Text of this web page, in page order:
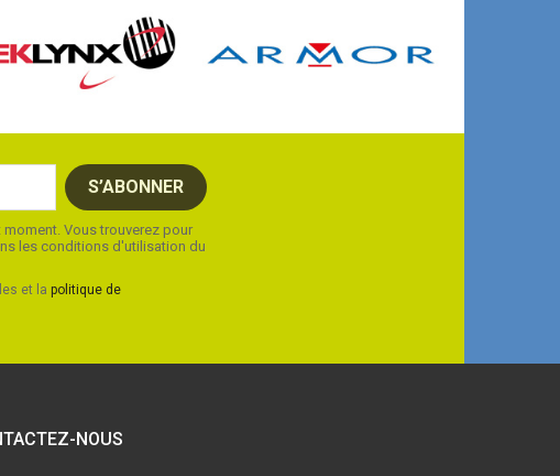
Vous trouverez pour
les conditions d'utilisation du
et la politique de
NOUS